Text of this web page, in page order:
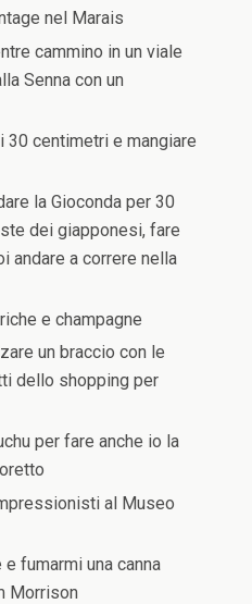
nel Marais
cammino in un viale
Senna con un
centimetri e mangiare
la Gioconda per 30
dei giapponesi, fare
andare a correre nella
e champagne
un braccio con le
dello shopping per
per fare anche io la
al Museo
fumarmi una canna
Morrison